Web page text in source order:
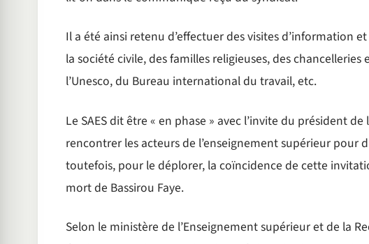
Il a été ainsi retenu d’effectuer des visites d’information
la société civile, des familles religieuses, des
l’Unesco, du Bureau international du travail, etc.
Le SAES dit être « en phase » avec l’invite du président
rencontrer les acteurs de l’enseignement supérieur pour
toutefois, pour le déplorer, la coïncidence de cette
mort de Bassirou Faye.
Selon le ministère de l’Enseignement supérieur et de la